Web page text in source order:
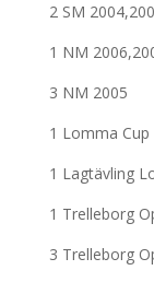
2 SM
1 NM
3 NM 2005
1 Lomma
1 Lagtävling
1 Trelleborg
3 Trelleborg